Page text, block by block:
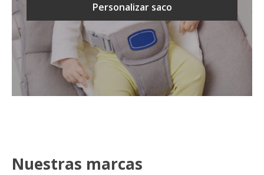
Personalizar saco
Nuestras marcas